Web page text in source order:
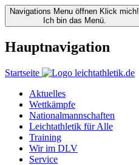
Navigations Menu öffnen Klick mich!
Ich bin das Menü.
Hauptnavigation
Startseite
Aktuelles
Wettkämpfe
Nationalmannschaften
Leichtathletik für Alle
Training
Wir im DLV
Service